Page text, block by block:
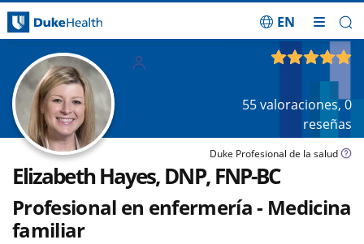
EN
4.98de 5
55valoraciones,0
reseñas
Duke Profesional de la salud
Elizabeth Hayes, DNP, FNP-BC
Profesional en enfermería - Medicina
familiar